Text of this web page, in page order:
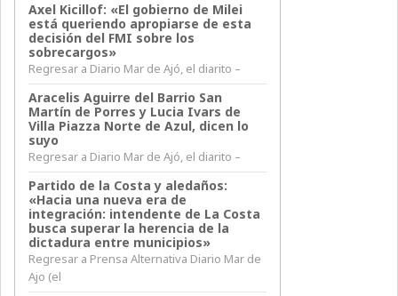
Axel Kicillof: «El gobierno de Milei
está queriendo apropiarse de esta
decisión del FMI sobre los
sobrecargos»
Regresar a Diario Mar de Ajó, el diarito –
Aracelis Aguirre del Barrio San
Martín de Porres y Lucia Ivars de
Villa Piazza Norte de Azul, dicen lo
suyo
Regresar a Diario Mar de Ajó, el diarito –
Partido de la Costa y aledaños:
«Hacia una nueva era de
integración: intendente de La Costa
busca superar la herencia de la
dictadura entre municipios»
Regresar a Prensa Alternativa Diario Mar de
Ajo (el